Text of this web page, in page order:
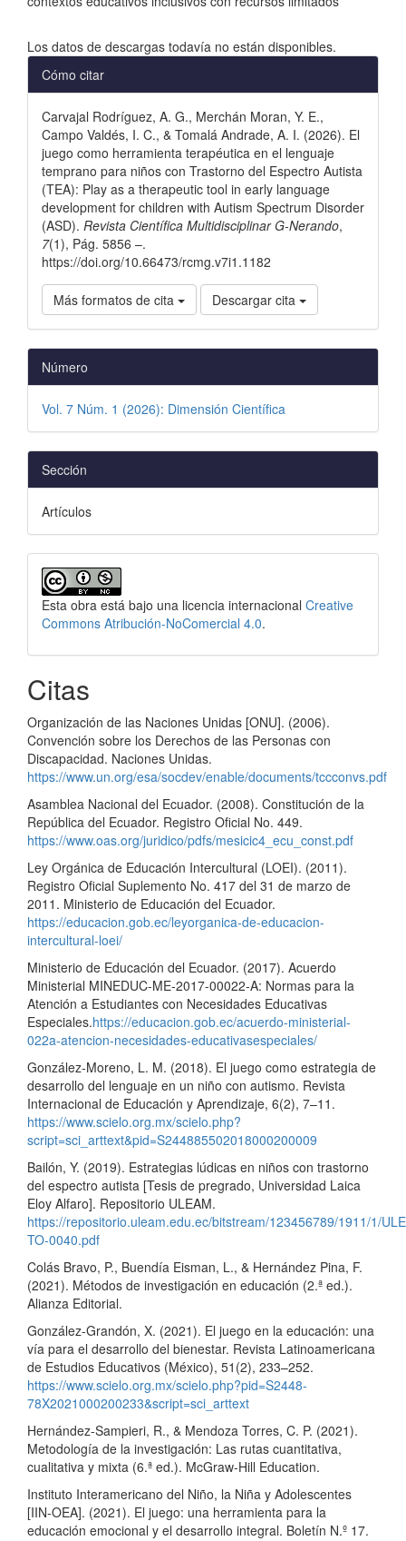
Los datos de descargas todavía no están disponibles.
Detalles
del
artículo
Cómo citar
Carvajal Rodríguez, A. G., Merchán Moran, Y. E.,
Campo Valdés, I. C., & Tomalá Andrade, A. I. (2026). El
juego como herramienta terapéutica en el lenguaje
temprano para niños con Trastorno del Espectro Autista
(TEA): Play as a therapeutic tool in early language
development for children with Autism Spectrum Disorder
(ASD). Revista Científica Multidisciplinar G-Nerando,
7(1), Pág. 5856 –.
https://doi.org/10.66473/rcmg.v7i1.1182
Más formatos de cita Descargar cita
Número
Vol. 7 Núm. 1 (2026): Dimensión Científica
Sección
Artículos
Esta obra está bajo una licencia internacional Creative
Commons Atribución-NoComercial 4.0.
Citas
Organización de las Naciones Unidas [ONU]. (2006).
Convención sobre los Derechos de las Personas con
Discapacidad. Naciones Unidas.
https://www.un.org/esa/socdev/enable/documents/tccconvs.pdf
Asamblea Nacional del Ecuador. (2008). Constitución de la
República del Ecuador. Registro Oficial No. 449.
https://www.oas.org/juridico/pdfs/mesicic4_ecu_const.pdf
Ley Orgánica de Educación Intercultural (LOEI). (2011).
Registro Oficial Suplemento No. 417 del 31 de marzo de
2011. Ministerio de Educación del Ecuador.
https://educacion.gob.ec/leyorganica-de-educacion-
intercultural-loei/
Ministerio de Educación del Ecuador. (2017). Acuerdo
Ministerial MINEDUC-ME-2017-00022-A: Normas para la
Atención a Estudiantes con Necesidades Educativas
Especiales.https://educacion.gob.ec/acuerdo-ministerial-
022a-atencion-necesidades-educativasespeciales/
González-Moreno, L. M. (2018). El juego como estrategia de
desarrollo del lenguaje en un niño con autismo. Revista
Internacional de Educación y Aprendizaje, 6(2), 7–11.
https://www.scielo.org.mx/scielo.php?
script=sci_arttext&pid=S244885502018000200009
Bailón, Y. (2019). Estrategias lúdicas en niños con trastorno
del espectro autista [Tesis de pregrado, Universidad Laica
Eloy Alfaro]. Repositorio ULEAM.
https://repositorio.uleam.edu.ec/bitstream/123456789/1911/1/
TO-0040.pdf
Colás Bravo, P., Buendía Eisman, L., & Hernández Pina, F.
(2021). Métodos de investigación en educación (2.ª ed.).
Alianza Editorial.
González-Grandón, X. (2021). El juego en la educación: una
vía para el desarrollo del bienestar. Revista Latinoamericana
de Estudios Educativos (México), 51(2), 233–252.
https://www.scielo.org.mx/scielo.php?pid=S2448-
78X2021000200233&script=sci_arttext
Hernández-Sampieri, R., & Mendoza Torres, C. P. (2021).
Metodología de la investigación: Las rutas cuantitativa,
cualitativa y mixta (6.ª ed.). McGraw-Hill Education.
Instituto Interamericano del Niño, la Niña y Adolescentes
[IIN-OEA]. (2021). El juego: una herramienta para la
educación emocional y el desarrollo integral. Boletín N.º 17.